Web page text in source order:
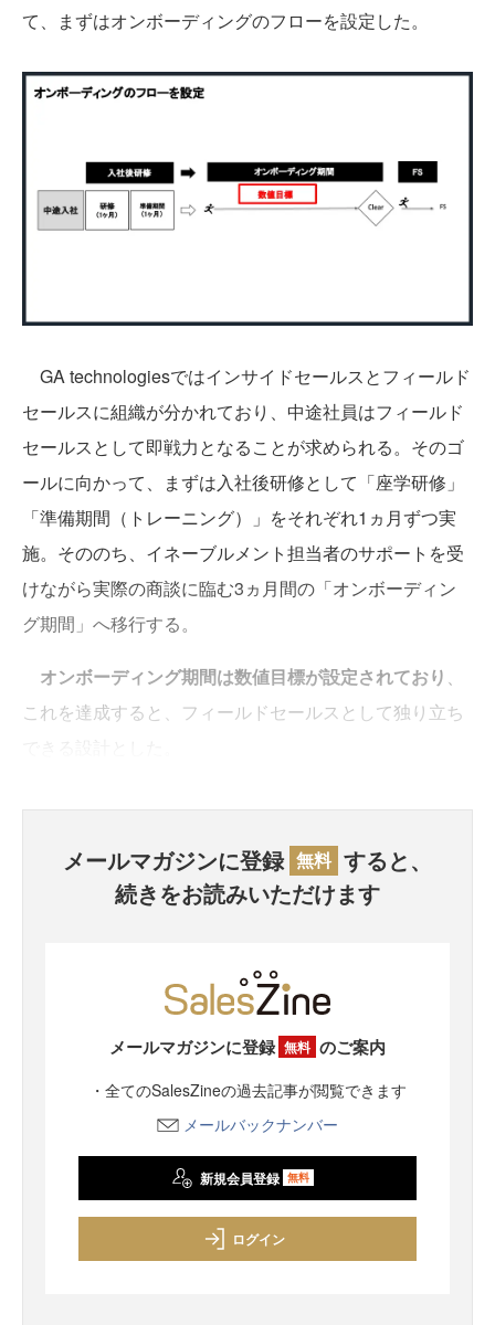
て、まずはオンボーディングのフローを設定した。
GA technologiesではインサイドセールスとフィールド
セールスに組織が分かれており、中途社員はフィールド
セールスとして即戦力となることが求められる。そのゴ
ールに向かって、まずは入社後研修として「座学研修」
「準備期間（トレーニング）」をそれぞれ1ヵ月ずつ実
施。そののち、イネーブルメント担当者のサポートを受
けながら実際の商談に臨む3ヵ月間の「オンボーディン
グ期間」へ移行する。
オンボーディング期間は数値目標が設定されており 、
これを達成すると、フィールドセールスとして独り立ち
メールマガジンに登録 無料 すると、
続きをお読みいただけます
メールマガジンに登録 無料 のご案内
・全てのSalesZineの過去記事が閲覧できます
メールバックナンバー
新規会員登録 無料
ログイン